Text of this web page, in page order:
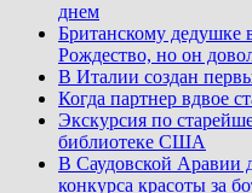
днем
Британскому дедушке
Рождество, но он
В Италии создан
Когда партнер вдвое
Экскурсия по
библиотеке США
В Саудовской Аравии
конкурса красоты за